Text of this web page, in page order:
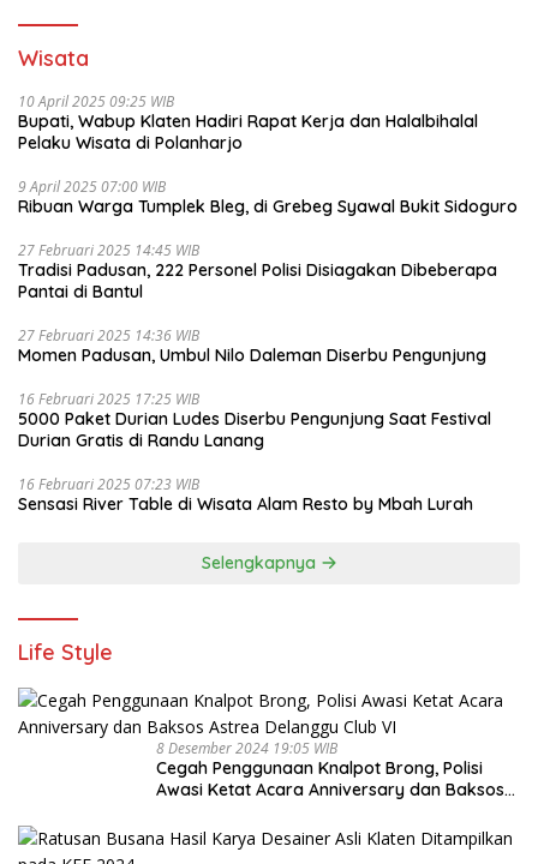
Wisata
10 April 2025 09:25 WIB
Bupati, Wabup Klaten Hadiri Rapat Kerja dan Halalbihalal
Pelaku Wisata di Polanharjo
9 April 2025 07:00 WIB
Ribuan Warga Tumplek Bleg, di Grebeg Syawal Bukit Sidoguro
27 Februari 2025 14:45 WIB
Tradisi Padusan, 222 Personel Polisi Disiagakan Dibeberapa
Pantai di Bantul
27 Februari 2025 14:36 WIB
Momen Padusan, Umbul Nilo Daleman Diserbu Pengunjung
16 Februari 2025 17:25 WIB
5000 Paket Durian Ludes Diserbu Pengunjung Saat Festival
Durian Gratis di Randu Lanang
16 Februari 2025 07:23 WIB
Sensasi River Table di Wisata Alam Resto by Mbah Lurah
Selengkapnya
Life Style
8 Desember 2024 19:05 WIB
Cegah Penggunaan Knalpot Brong, Polisi
Awasi Ketat Acara Anniversary dan Baksos